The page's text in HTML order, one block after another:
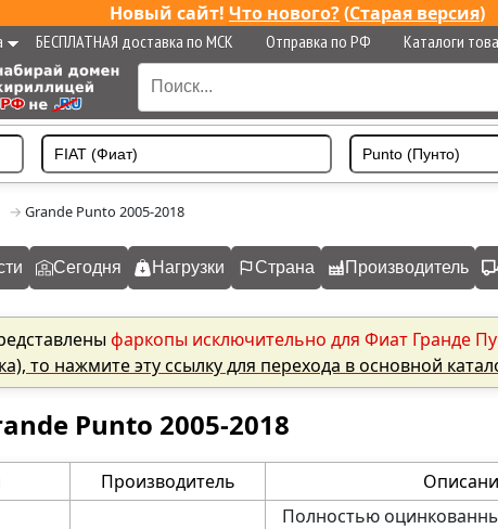
Новый сайт! Что нового?(Старая версия)
БЕСПЛАТНАЯ доставка по МСК Отправка по РФ Каталоги
Grande Punto 2005-2018
Сегодня Нагрузки Страна Производитель
фаркопы исключительно для Фиат Гранде
то нажмите эту ссылку для перехода в основной
Punto 2005-2018
Производитель
Полностью